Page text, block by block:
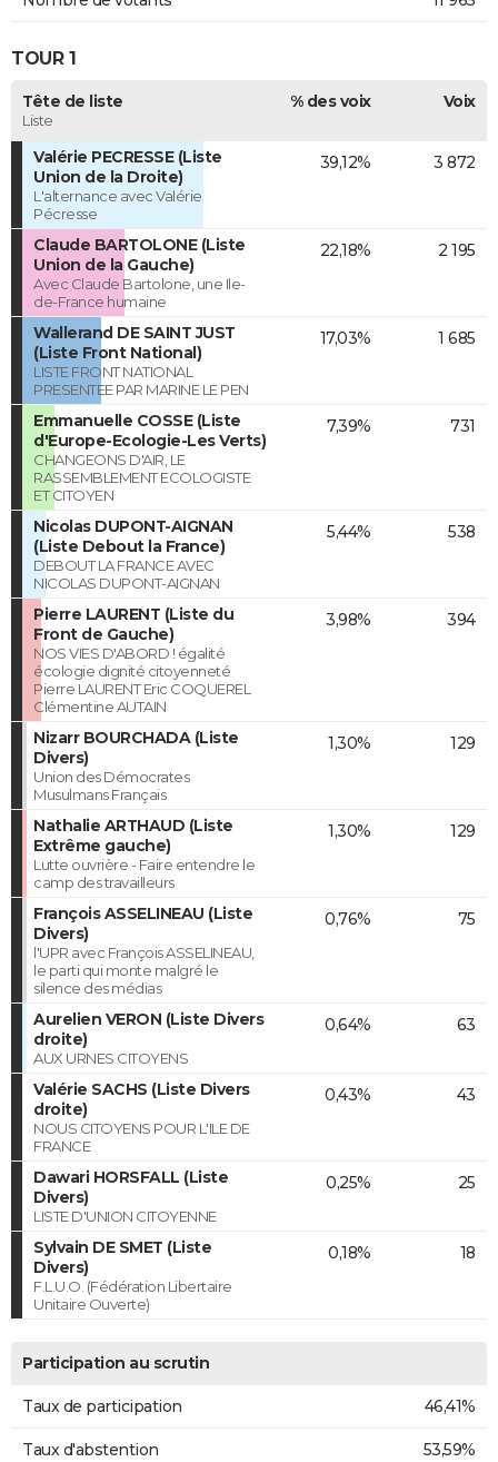
TOUR 1
Tête de liste
Liste
% des voix Voix
Valérie PECRESSE (Liste
Union de la Droite)
L'alternance avec Valérie
Pécresse
39,12% 3 872
Claude BARTOLONE (Liste
Union de la Gauche)
Avec Claude Bartolone, une Ile-
de-France humaine
22,18% 2 195
Wallerand DE SAINT JUST
(Liste Front National)
LISTE FRONT NATIONAL
PRESENTEE PAR MARINE LE PEN
17,03% 1 685
Emmanuelle COSSE (Liste
d'Europe-Ecologie-Les Verts)
CHANGEONS D'AIR, LE
RASSEMBLEMENT ECOLOGISTE
ET CITOYEN
7,39% 731
Nicolas DUPONT-AIGNAN
(Liste Debout la France)
DEBOUT LA FRANCE AVEC
NICOLAS DUPONT-AIGNAN
5,44% 538
Pierre LAURENT (Liste du
Front de Gauche)
NOS VIES D'ABORD ! égalité
écologie dignité citoyenneté
Pierre LAURENT Eric COQUEREL
Clémentine AUTAIN
3,98% 394
Nizarr BOURCHADA (Liste
Divers)
Union des Démocrates
Musulmans Français
1,30% 129
Nathalie ARTHAUD (Liste
Extrême gauche)
Lutte ouvrière - Faire entendre le
camp des travailleurs
1,30% 129
François ASSELINEAU (Liste
Divers)
l'UPR avec François ASSELINEAU,
le parti qui monte malgré le
silence des médias
0,76% 75
Aurelien VERON (Liste Divers
droite)
AUX URNES CITOYENS
0,64% 63
Valérie SACHS (Liste Divers
droite)
NOUS CITOYENS POUR L'ILE DE
FRANCE
0,43% 43
Dawari HORSFALL (Liste
Divers)
LISTE D'UNION CITOYENNE
0,25% 25
Sylvain DE SMET (Liste
Divers)
F.L.U.O. (Fédération Libertaire
Unitaire Ouverte)
0,18% 18
Participation au scrutin
Taux de participation 46,41%
Taux d'abstention 53,59%